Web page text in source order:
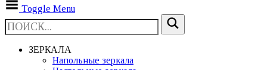
Toggle Menu
ЗЕРКАЛА
Напольные зеркала